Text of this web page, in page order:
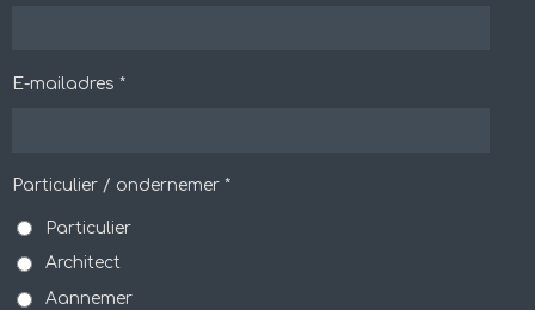
E-mailadres *
Particulier / ondernemer *
Particulier
Architect
Aannemer